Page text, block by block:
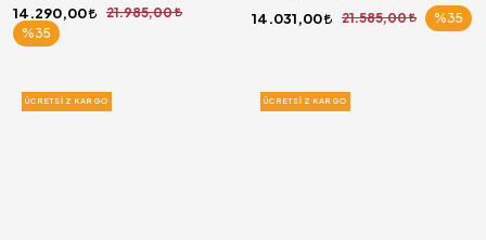
14.290,00
21.985,00
%35
14.031,00 21.585,00 %35
ÜCRETSIZ KARGO ÜCRETSIZ KARGO